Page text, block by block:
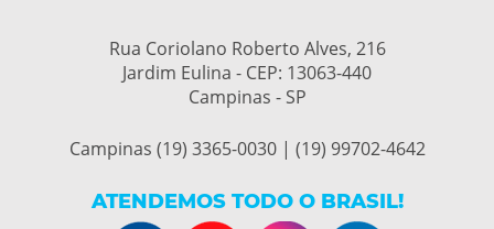
Rua Coriolano Roberto Alves, 216
Jardim Eulina - CEP: 13063-440
Campinas - SP
Campinas (19) 3365-0030 | (19) 99702-4642
ATENDEMOS TODO O BRASIL!